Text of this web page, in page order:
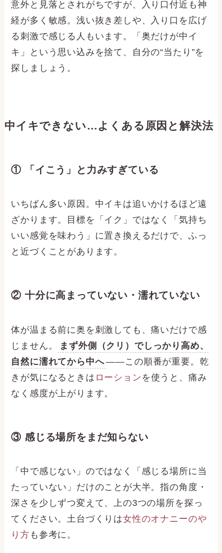
意外と見落とされがちですが、入り口付近も神
経が多く敏感。浅い抜き差しや、入り口を広げ
る刺激で感じる人もいます。「奥だけが中イ
キ」という思い込みを捨て、自分の“当たり”を
探しましょう。
中イキできない…よくある原因と解決法
① 「イこう」と力みすぎている
いちばん多い原因。中イキは追いかけるほど遠
ざかります。目標を「イク」ではなく「気持ち
いい感覚を味わう」に置き換えるだけで、ふっ
と近づくことがあります。
② 十分に高まっていない・濡れていない
体が温まる前に奥を刺激しても、痛いだけで感
じません。
まず外側（クリ）でしっかり高め、
自然に濡れてから中へ ——この順番が重要。乾
きが気になるときは ローション を使うと、痛み
なく感度が上がります。
③ 感じる場所をまだ知らない
「中で感じない」のではなく「感じる場所に当
たっていない」だけのことが大半。指の角度・
深さを少しずつ変えて、上の3つの場所を探っ
てください。土台づくりは女性のオナニーのや
り方 も参考に。